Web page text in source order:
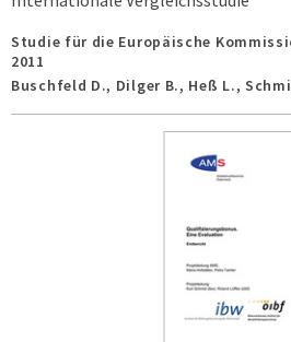
Studie für die Europäische
2011
Buschfeld D., Dilger B., Heß L.,